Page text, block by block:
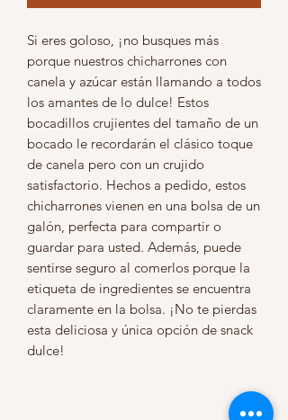
Si eres goloso, ¡no busques más
porque nuestros chicharrones con
canela y azúcar están llamando a todos
los amantes de lo dulce! Estos
bocadillos crujientes del tamaño de un
bocado le recordarán el clásico toque
de canela pero con un crujido
satisfactorio. Hechos a pedido, estos
chicharrones vienen en una bolsa de un
galón, perfecta para compartir o
guardar para usted. Además, puede
sentirse seguro al comerlos porque la
etiqueta de ingredientes se encuentra
claramente en la bolsa. ¡No te pierdas
esta deliciosa y única opción de snack
dulce!